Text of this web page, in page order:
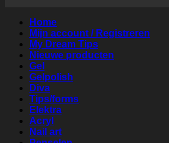
Home
Mijn account / Registreren
My Dream Tips
Nieuwe producten
Gel
Gelpolish
Diva
Tips/forms
Elektra
Acryl
Nail art